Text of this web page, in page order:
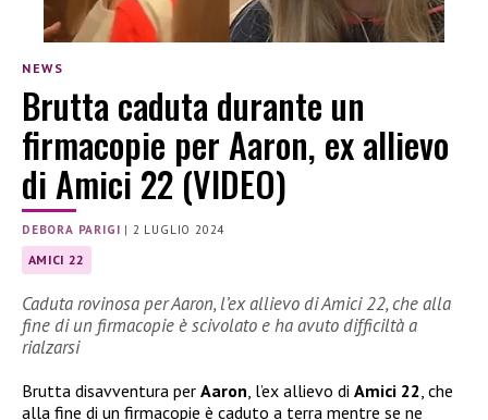
NEWS
Brutta caduta durante un
firmacopie per Aaron, ex allievo
di Amici 22 (VIDEO)
DEBORA PARIGI | 2 LUGLIO 2024
AMICI 22
Caduta rovinosa per Aaron, l’ex allievo di Amici 22, che alla
fine di un firmacopie è scivolato e ha avuto difficiltà a
rialzarsi
Brutta disavventura per Aaron, l’ex allievo di Amici 22, che
alla fine di un firmacopie è caduto a terra mentre se ne